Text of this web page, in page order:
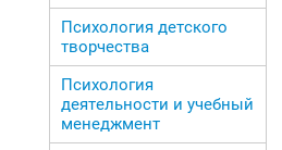
Психология детского
творчества
Психология
деятельности и учебный
менеджмент